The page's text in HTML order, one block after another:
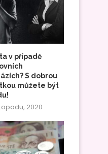
v případě
S dobrou
můžete být
2020